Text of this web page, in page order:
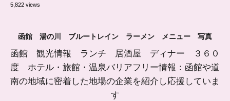
5,822 views
函館 湯の川 ブルートレイン ラーメン メニュー 写真
函館 観光情報 ランチ 居酒屋 ディナー ３６０
度 ホテル・旅館・温泉バリアフリー情報：函館や道
南の地域に密着した地場の企業を紹介し応援していま
す